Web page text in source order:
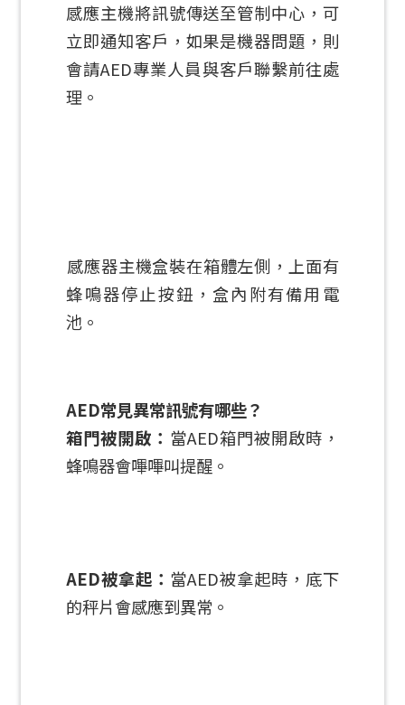
感應主機將訊號傳送至管制中心，可
立即通知客戶，如果是機器問題，則
會請AED專業人員與客戶聯繫前往處
理。
感應器主機盒裝在箱體左側，上面有
蜂鳴器停止按鈕，盒內附有備用電
池。
AED常見異常訊號有哪些？
箱門被開啟： 當AED箱門被開啟時，
蜂鳴器會嗶嗶叫提醒。
AED被拿起： 當AED被拿起時，底下
的秤片會感應到異常。